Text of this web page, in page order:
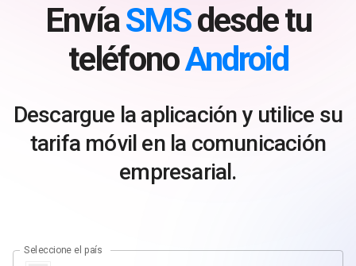
EnvíaSMSdesde tu
teléfonoAndroid
Descargue la aplicación y utilice su
tarifa móvil en la comunicación
empresarial.
Seleccione el país